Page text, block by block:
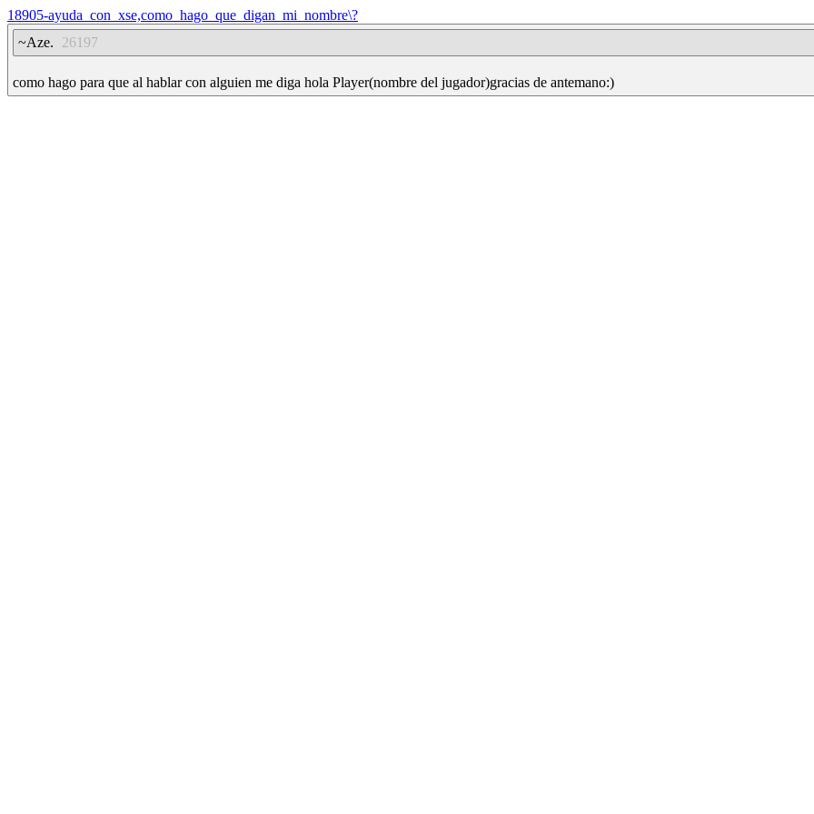
18905-ayuda_con_xse,como_hago_que_digan_mi_nombre\?
~Aze.
26197
como hago para que al hablar con alguien me diga hola Player(nombre del jugador)gracias de antemano:)